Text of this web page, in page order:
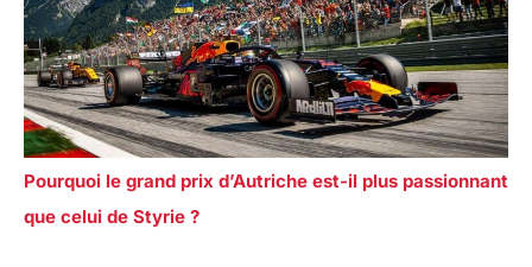
Pourquoi le grand prix d’Autriche est-il plus passionnant
que celui de Styrie ?